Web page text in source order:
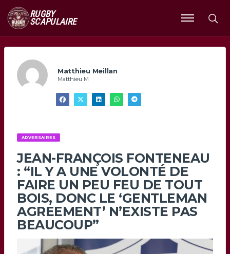
RUGBY
SCAPULAIRE
Ouvrir
le
Matthieu Meillan
Matthieu M
ADVERSAIRES
JEAN-FRANÇOIS FONTENEAU
: “IL Y A UNE VOLONTÉ DE
FAIRE UN PEU FEU DE TOUT
BOIS, DONC LE ‘GENTLEMAN
AGREEMENT’ N’EXISTE PAS
BEAUCOUP”